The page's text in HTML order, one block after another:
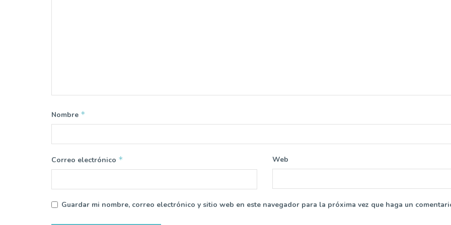
Nombre *
Correo electrónico * Web
Guardar mi nombre, correo electrónico y sitio web en este navegador para la próxima vez que haga un